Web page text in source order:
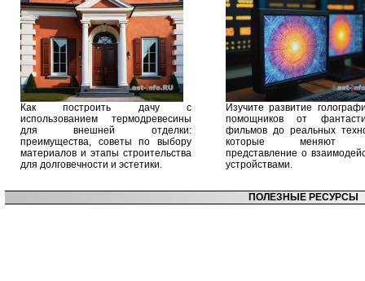
Как построить дачу с
использованием термодревесины
для внешней отделки:
преимущества, советы по выбору
материалов и этапы строительства
для долговечности и эстетики.
Изучите развитие
помощников от
фильмов до реальных
которые меняют
представление о
устройствами.
ПОЛЕЗНЫЕ РЕСУРСЫ